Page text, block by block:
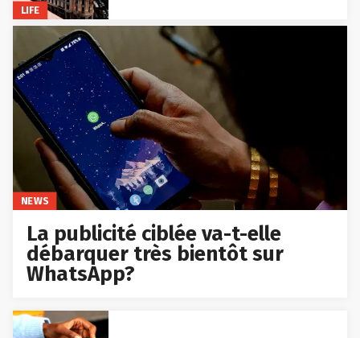
LIFE
NEWS
La publicité ciblée va-t-elle
débarquer très bientôt sur
WhatsApp?